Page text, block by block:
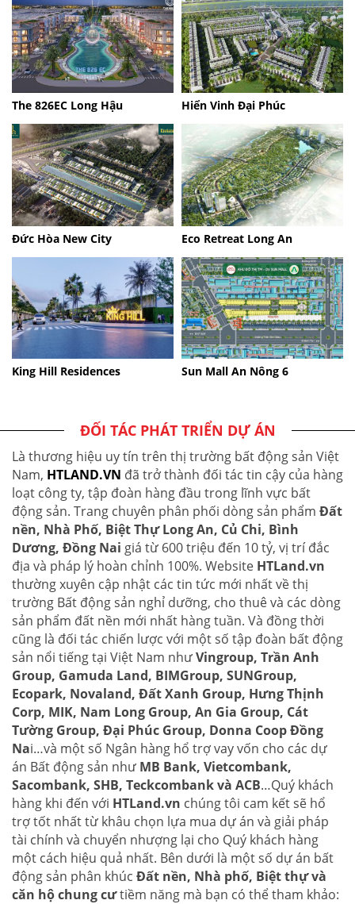
The 826EC Long Hậu Hiển Vinh Đại Phúc
Đức Hòa New City Eco Retreat Long An
King Hill Residences Sun Mall An Nông 6
ĐỐI TÁC PHÁT TRIỂN DỰ ÁN
Là thương hiệu uy tín trên thị trường bất động sản Việt
Nam, HTLAND.VN đã trở thành đối tác tin cậy của hàng
loạt công ty, tập đoàn hàng đầu trong lĩnh vực bất
động sản. Trang chuyên phân phối dòng sản phẩm Đất
nền, Nhà Phố, Biệt Thự Long An, Củ Chi, Bình
Dương, Đồng Nai giá từ 600 triệu đến 10 tỷ, vị trí đắc
địa và pháp lý hoàn chỉnh 100%. Website HTLand.vn
thường xuyên cập nhật các tin tức mới nhất về thị
trường Bất động sản nghỉ dưỡng, cho thuê và các dòng
sản phẩm đất nền mới nhất hàng tuần. Và đồng thời
cũng là đối tác chiến lược với một số tập đoàn bất động
sản nổi tiếng tại Việt Nam nhưVingroup, Trần Anh
Group, Gamuda Land, BIMGroup, SUNGroup,
Ecopark, Novaland, Đất Xanh Group, Hưng Thịnh
Corp, MIK, Nam Long Group, An Gia Group, Cát
Tường Group, Đại Phúc Group, Donna Coop Đồng
Nai…và một số Ngân hàng hổ trợ vay vốn cho các dự
án Bất động sản như MB Bank, Vietcombank,
Sacombank, SHB, Teckcombank và ACB…Quý khách
hàng khi đến với HTLand.vn chúng tôi cam kết sẽ hổ
trợ tốt nhất từ khâu chọn lựa mua dự án và giải pháp
tài chính và chuyển nhượng lại cho Quý khách hàng
một cách hiệu quả nhất. Bên dưới là một số dự án bất
động sản phân khúc Đất nền, Nhà phố, Biệt thự và
căn hộ chung cưtiềm năng mà bạn có thể tham khảo: